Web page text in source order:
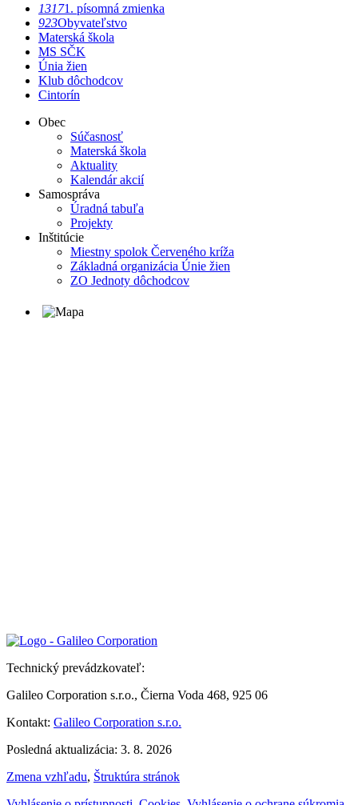
13171. písomná zmienka
923Obyvateľstvo
Materská škola
MS SČK
Únia žien
Klub dôchodcov
Cintorín
Obec
Súčasnosť
Materská škola
Aktuality
Kalendár akcií
Samospráva
Úradná tabuľa
Projekty
Inštitúcie
Miestny spolok Červeného kríža
Základná organizácia Únie žien
ZO Jednoty dôchodcov
Technický prevádzkovateľ:
Galileo Corporation s.r.o., Čierna Voda 468, 925 06
Kontakt: Galileo Corporation s.r.o.
Posledná aktualizácia: 3. 8. 2026
Zmena vzhľadu, Štruktúra stránok